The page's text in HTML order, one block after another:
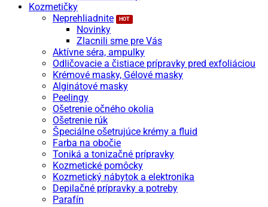
Kozmetičky
Neprehliadnite
Novinky
Zlacnili sme pre Vás
Aktívne séra, ampulky
Odličovacie a čistiace prípravky pred exfoliáciou
Krémové masky, Gélové masky
Alginátové masky
Peelingy
Ošetrenie očného okolia
Ošetrenie rúk
Špeciálne ošetrujúce krémy a fluid
Farba na obočie
Toniká a tonizačné prípravky
Kozmetické pomôcky
Kozmetický nábytok a elektronika
Depilačné prípravky a potreby
Parafín